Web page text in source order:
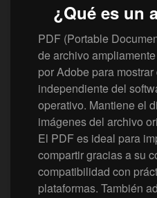
¿Qué es un
PDF (Portable
de archivo
por Adobe para
independiente del
operativo. Mantiene el
imágenes del archivo
El PDF es ideal para
compartir gracias a su
compatibilidad con
plataformas. También